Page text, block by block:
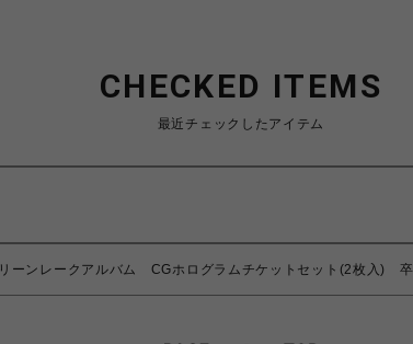
CHECKED ITEMS
最近チェックしたアイテム
リーンレークアルバム CGホログラムチケットセット(2枚入)